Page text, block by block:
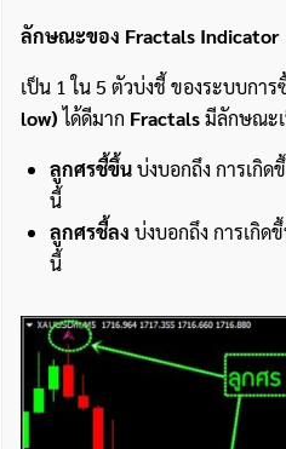
ลักษณะของ Fractals Indicator
เป็น 1 ใน 5 ตัวบ่งชี้ ของระบบการ
low)ได้ดีมาก Fractalsมีลักษณะ
ลูกศรชี้ขึ้นบ่งบอกถึง การเกิด
นี้
ลูกศรชี้ลง บ่งบอกถึง การเกิด
นี้